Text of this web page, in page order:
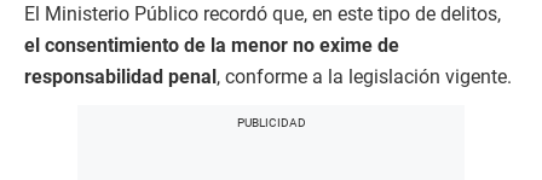
El Ministerio Público recordó que, en este tipo de delitos,
el consentimiento de la menor no exime de
responsabilidad penal, conforme a la legislación vigente.